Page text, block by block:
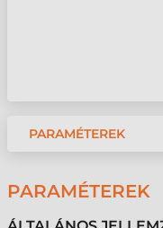
PARAMÉTEREK
PARAMÉTEREK